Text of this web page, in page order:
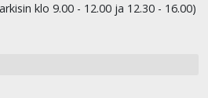
klo 9.00 - 12.00 ja 12.30 - 16.00)